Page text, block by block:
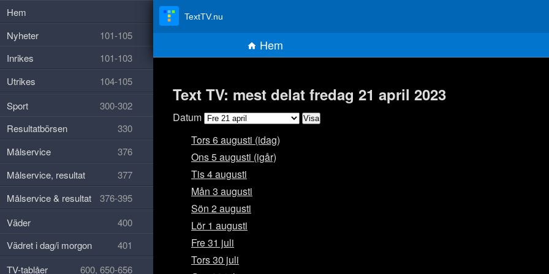
Text TV: mest delat fredag 21 april 2023
Datum
Tors 6 augusti (idag)
Ons 5 augusti (igår)
Tis 4 augusti
Mån 3 augusti
Sön 2 augusti
Lör 1 augusti
Fre 31 juli
Tors 30 juli
TextTV.nu
Hem
Hem
Nyheter
101-105
Inrikes
101-103
Utrikes
104-105
Sport
300-302
Resultatbörsen
330
Målservice
376
Målservice, resultat
377
Målservice & resultat
376-395
Väder
400
Vädret i dag/i morgon
401
TV-tablåer
600, 650-656